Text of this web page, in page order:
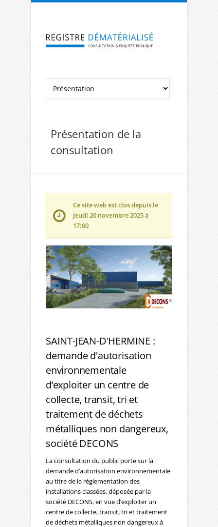
Aller à la navigation Aller au contenu
Présentation de la
consultation
Ce site web est clos depuis le
jeudi 20 novembre 2025 à
17:00
SAINT-JEAN-D'HERMINE :
demande d'autorisation
environnementale
d’exploiter un centre de
collecte, transit, tri et
traitement de déchets
métalliques non dangereux,
société DECONS
La consultation du public porte sur la
demande d’autorisation environnementale
au titre de la réglementation des
installations classées, déposée par la
société DECONS, en vue d’exploiter un
centre de collecte, transit, tri et traitement
de déchets métalliques non dangereux à